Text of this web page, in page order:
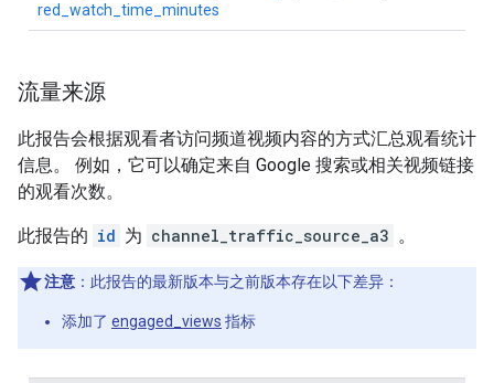
red_watch_time_minutes
流量来源
此报告会根据观看者访问频道视频内容的方式汇总观看统计
信息。 例如，它可以确定来自 Google 搜索或相关视频链接
的观看次数。
此报告的 id 为 channel_traffic_source_a3 。
注意 ：此报告的最新版本与之前版本存在以下差异：
添加了 engaged_views 指标